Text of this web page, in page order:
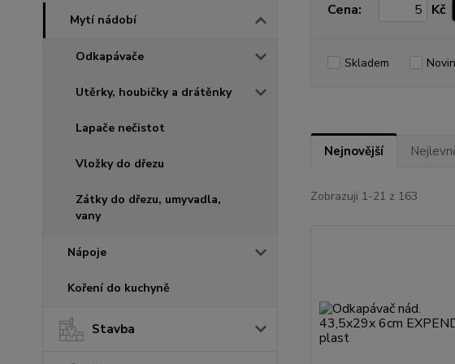
Mytí nádobí
Odkapávače
Utěrky, houbičky a drátěnky
Lapače nečistot
Vložky do dřezu
Zátky do dřezu, umyvadla,
vany
Nápoje
Koření do kuchyně
Stavba
Cena: Kč
Skladem
Nejnovější
Zobrazuji 1-21 z 163